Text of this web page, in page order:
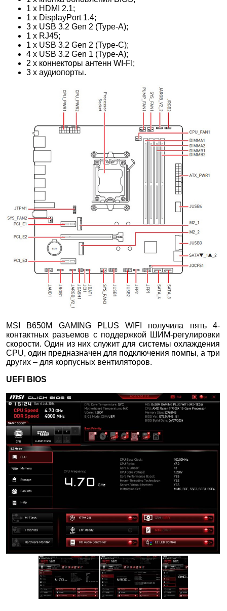
1 x HDMI 2.1;
1 x DisplayPort 1.4;
3 x USB 3.2 Gen 2 (Type-A);
1 x RJ45;
1 x USB 3.2 Gen 2 (Type-C);
4 x USB 3.2 Gen 1 (Type-A);
2 x коннекторы антенн WI-FI;
3 x аудиопорты.
MSI B650M GAMING PLUS WIFI получила пять 4-
контактных разъемов с поддержкой ШИМ-регулировки
скорости. Один из них служит для системы охлаждения
CPU, один предназначен для подключения помпы, а три
других – для корпусных вентиляторов.
UEFI BIOS